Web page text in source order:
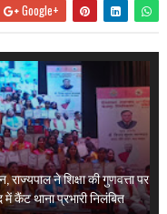
Google+
राज्यपाल ने शिक्षा की गुणवत्ता पर
में कैंट थाना प्रभारी निलंबित